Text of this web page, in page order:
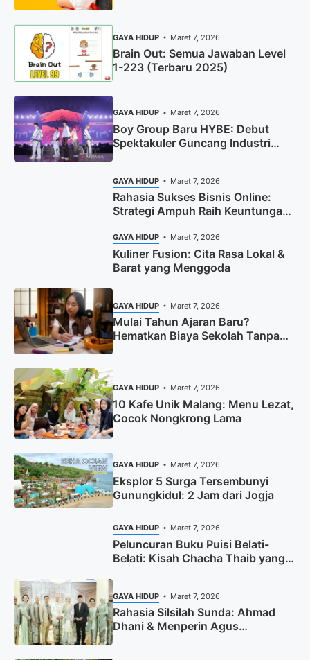
GAYA HIDUP Maret 7, 2026
Brain Out: Semua Jawaban Level
1-223 (Terbaru 2025)
GAYA HIDUP Maret 7, 2026
Boy Group Baru HYBE: Debut
Spektakuler Guncang Industri
Musik 2024
GAYA HIDUP Maret 7, 2026
Rahasia Sukses Bisnis Online:
Strategi Ampuh Raih Keuntungan
GAYA HIDUP Maret 7, 2026
Kuliner Fusion: Cita Rasa Lokal &
Barat yang Menggoda
GAYA HIDUP Maret 7, 2026
Mulai Tahun Ajaran Baru?
Hematkan Biaya Sekolah Tanpa
Mengorbankan Kualitas
GAYA HIDUP Maret 7, 2026
10 Kafe Unik Malang: Menu Lezat,
Cocok Nongkrong Lama
GAYA HIDUP Maret 7, 2026
Eksplor 5 Surga Tersembunyi
Gunungkidul: 2 Jam dari Jogja
GAYA HIDUP Maret 7, 2026
Peluncuran Buku Puisi Belati-
Belati: Kisah Chacha Thaib yang
GAYA HIDUP Maret 7, 2026
Rahasia Silsilah Sunda: Ahmad
Dhani & Menperin Agus
Gumiwang